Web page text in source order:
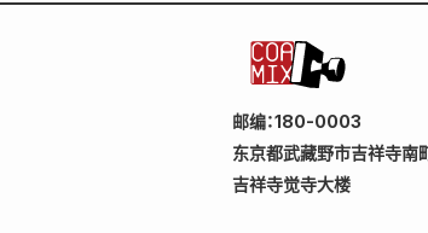
邮编：180-0003
东京都武藏野市吉祥寺
吉祥寺觉寺大楼